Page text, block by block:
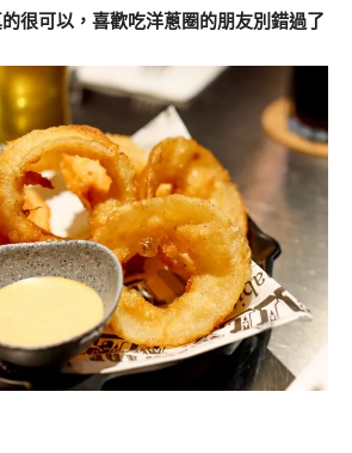
很可以，喜歡吃洋蔥圈的朋友別錯過了